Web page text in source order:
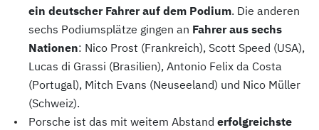
ein deutscher Fahrer auf dem Podium. Die anderen
sechs Podiumsplätze gingen an Fahrer aus sechs
Nationen: Nico Prost (Frankreich), Scott Speed (USA),
Lucas di Grassi (Brasilien), Antonio Felix da Costa
(Portugal), Mitch Evans (Neuseeland) und Nico Müller
(Schweiz).
Porsche ist das mit weitem Abstand erfolgreichste